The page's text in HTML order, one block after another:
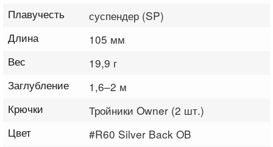
Плавучесть
суспендер (SP)
Длина
105 мм
Вес
19,9 г
Заглубление
1,6–2 м
Крючки
Тройники Owner (2 шт.)
Цвет
#R60 Silver Back OB